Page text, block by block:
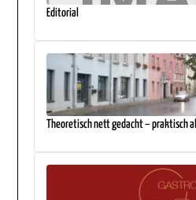
Editorial
Theoretisch nett gedacht – praktisch